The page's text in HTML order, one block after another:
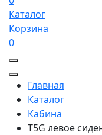
Каталог
Корзина
0
Главная
Каталог
Кабина
T5G левое